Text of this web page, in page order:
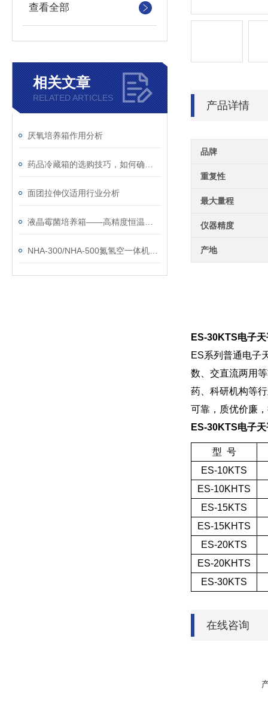
查看全部
相关文章
RELATED ARTICLES
厌氧培养箱作用分析
面团拉伸仪适用行业分析
产品详情
品牌
重复性
最大量程
仪器精度
产地
ES-30KTS电子
ES系列普通电子
数、交直流两用
药、科研机构等
可靠，质优价廉
ES-30KTS电子
型 号
ES-10KTS
ES-10KHTS
ES-15KTS
ES-15KHTS
ES-20KTS
ES-20KHTS
ES-30KTS
在线咨询